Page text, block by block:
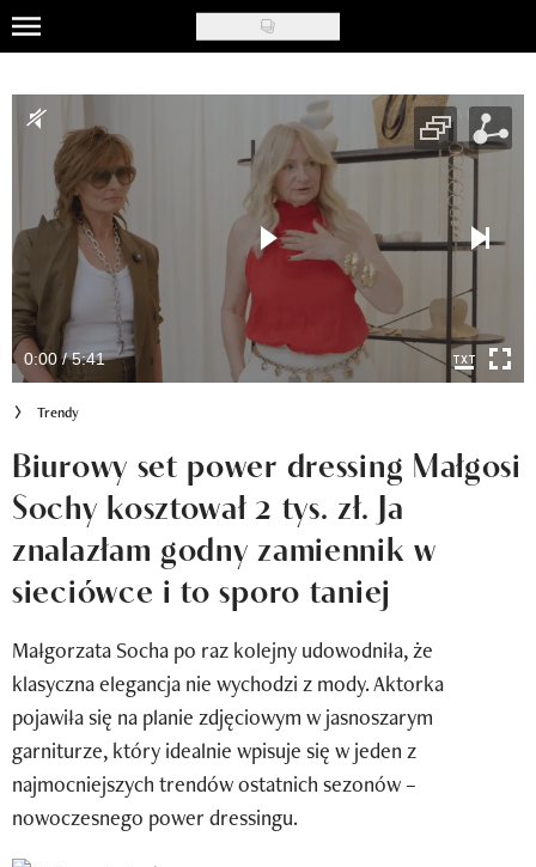
Skip
to
main
content
Moda
Ślub i wesele
Styl życia
Nasze akcje
Inspiracje
Newsy
Newsletter
Wizaz Summer Influ School
Mój profil / Zarejestruj się
0:00 / 5:41
Trendy
Biurowy set power dressing Małgosi
Sochy kosztował 2 tys. zł. Ja
znalazłam godny zamiennik w
sieciówce i to sporo taniej
Małgorzata Socha po raz kolejny udowodniła, że
klasyczna elegancja nie wychodzi z mody. Aktorka
pojawiła się na planie zdjęciowym w jasnoszarym
garniturze, który idealnie wpisuje się w jeden z
najmocniejszych trendów ostatnich sezonów –
nowoczesnego power dressingu.